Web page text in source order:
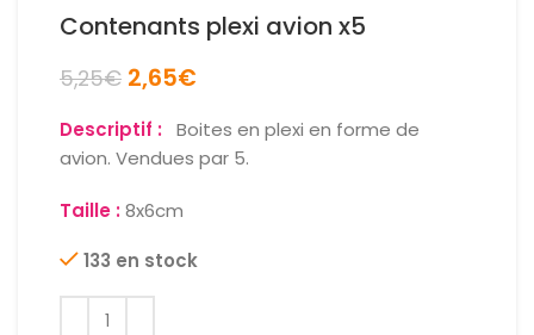
Contenants plexi avion x5
5,25€ 2,65€
Descriptif : Boites en plexi en forme de
avion. Vendues par 5.
Taille :8x6cm
133 en stock